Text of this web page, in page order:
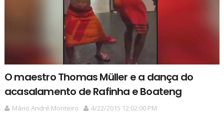
O maestro Thomas Müller e a dança do
acasalamento de Rafinha e Boateng
Mário André Monteiro
4/22/2015 12:02:00 PM